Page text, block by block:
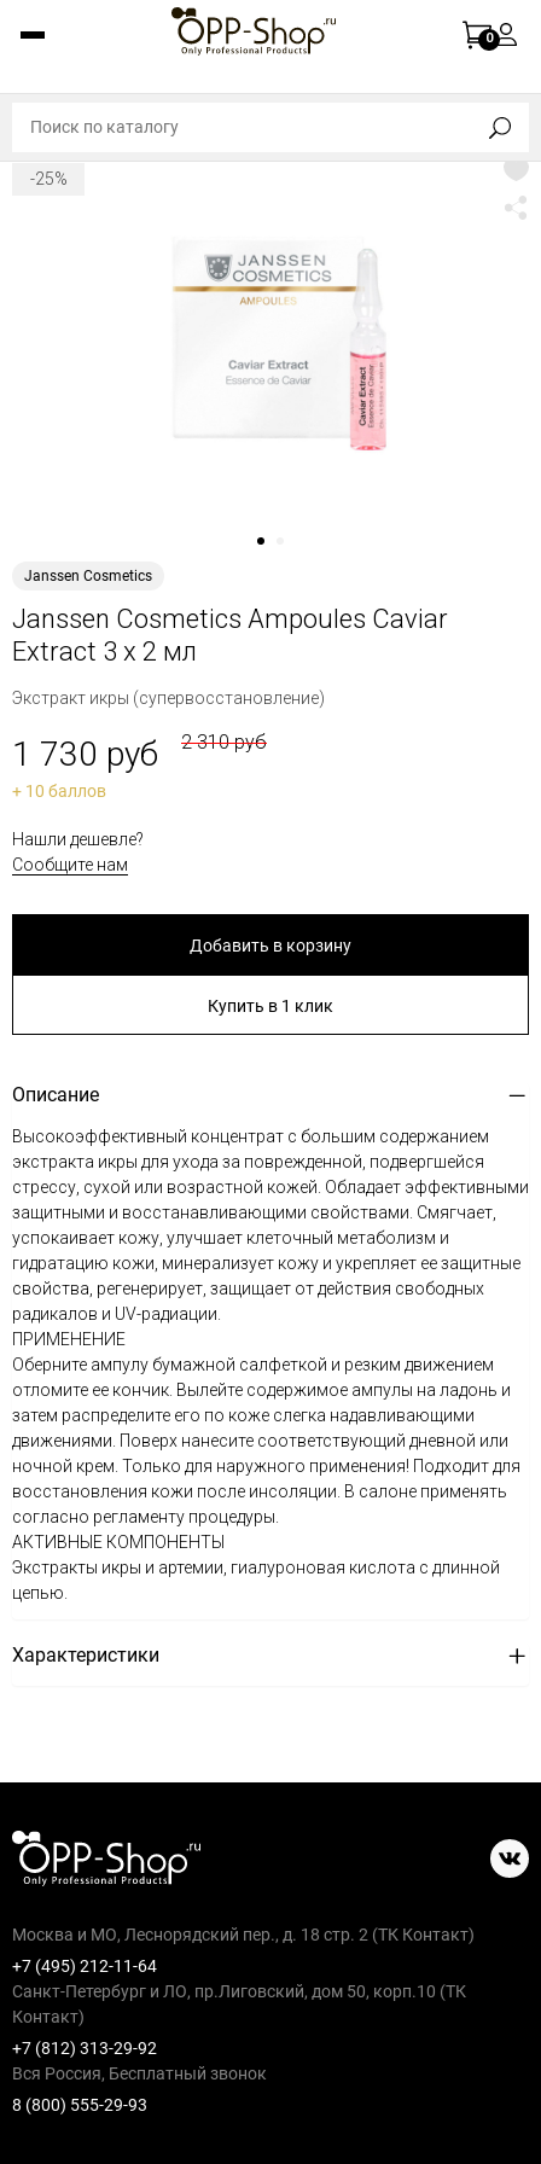
0
-25%
Janssen Cosmetics
Janssen Cosmetics Ampoules Caviar
Extract 3 x 2 мл
Экстракт икры (супервосстановление)
1 730 руб 2 310 руб
+ 10 баллов
Нашли дешевле?
Сообщите нам
Добавить в корзину
Купить в 1 клик
Описание
Высокоэффективный концентрат с большим содержанием
экстракта икры для ухода за поврежденной, подвергшейся
стрессу, сухой или возрастной кожей. Обладает эффективными
защитными и восстанавливающими свойствами. Смягчает,
успокаивает кожу, улучшает клеточный метаболизм и
гидратацию кожи, минерализует кожу и укрепляет ее защитные
свойства, регенерирует, защищает от действия свободных
радикалов и UV-радиации.
ПРИМЕНЕНИЕ
Оберните ампулу бумажной салфеткой и резким движением
отломите ее кончик. Вылейте содержимое ампулы на ладонь и
затем распределите его по коже слегка надавливающими
движениями. Поверх нанесите соответствующий дневной или
ночной крем. Только для наружного применения! Подходит для
восстановления кожи после инсоляции. В салоне применять
согласно регламенту процедуры.
АКТИВНЫЕ КОМПОНЕНТЫ
Экстракты икры и артемии, гиалуроновая кислота с длинной
цепью.
Характеристики
Москва и МО, Леснорядский пер., д. 18 стр. 2 (ТК Контакт)
+7 (495) 212-11-64
Санкт-Петербург и ЛО, пр.Лиговский, дом 50, корп.10 (ТК
Контакт)
+7 (812) 313-29-92
Вся Россия, Бесплатный звонок
8 (800) 555-29-93